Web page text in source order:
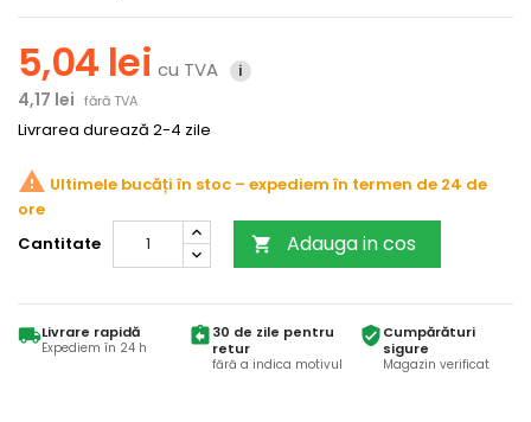
5,04 lei cu TVA i
4,17 lei fără TVA
Livrarea durează 2-4 zile
warning Ultimele bucăți în stoc
Cantitate  Adauga in cos
local_shippingLivrare rapidă
Expediem în 24 h
assignment_return30 de zile pentru
retur
fără a indica motivul
verified_userCumpărături
sigure
Magazin verificat